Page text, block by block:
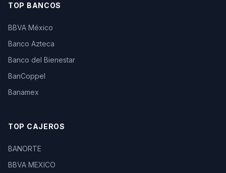
TOP BANCOS
BBVA México
Banco Azteca
Banco del Bienestar
BanCoppel
Banamex
TOP CAJEROS
BANORTE
BBVA MEXICO